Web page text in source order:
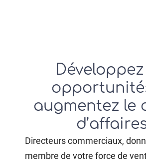
augmentez le
Directeurs commerciaux,
membre de votre force de